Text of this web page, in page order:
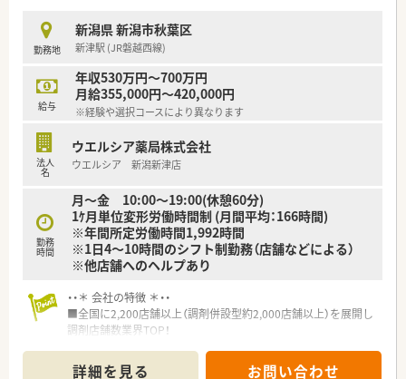
など男女ともに働きやすい社風です。
≪大手企業ならではの充実した福利厚生≫
■育休休業を3歳まで延長できる制度や時短勤務は子供が中学1
年生になるまで、復職フォロー制度など育児支援が充実していま
す。
■医薬品・化粧品・日用雑貨などを社員価格で購入できる「社員購
間ドッグ・がん検診補助制度」など各種福利制度充実していま
す。
≪こんな人におすすめ≫
■成長企業で働きたい方
■安定した企業で長期就業したい方
■仕事とプライベートのメリハリをつけて働きたい方
勤務地
新潟県 新潟市秋葉区
新津駅 (JR磐越西線)
給与
年収530万円～700万円
月給355,000円～420,000円
※経験や選択コースにより異なります
法人
名
ウエルシア薬局株式会社
ウエルシア 新潟新津店
勤務
時間
月～金 10:00～19:00(休憩60分)
1ｹ月単位変形労働時間制 (月間平均：166時間)
※年間所定労働時間1,992時間
※1日4～10時間のシフト制勤務（店舗などによる）
※他店舗へのヘルプあり
・・＊ 会社の特徴 ＊・・
■全国に2,200店舗以上（調剤併設型約2,000店舗以上）を展開し
調剤店舗数業界TOP！
頑張り次第で高給与も可能！
詳細を見る お問い合わせ